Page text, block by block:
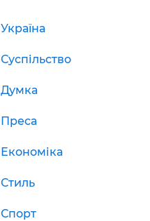
Україна
Суспільство
Думка
Преса
Економіка
Стиль
Спорт